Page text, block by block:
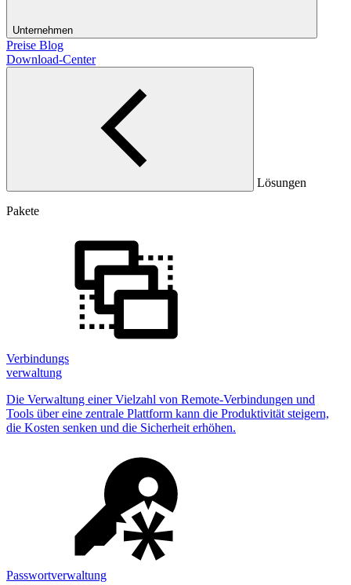
Unternehmen
Preise Blog
Download-Center
Lösungen
Pakete
Verbindungs
verwaltung
Die Verwaltung einer Vielzahl von Remote-Verbindungen und
Tools über eine zentrale Plattform kann die Produktivität steigern,
die Kosten senken und die Sicherheit erhöhen.
Passwortverwaltung